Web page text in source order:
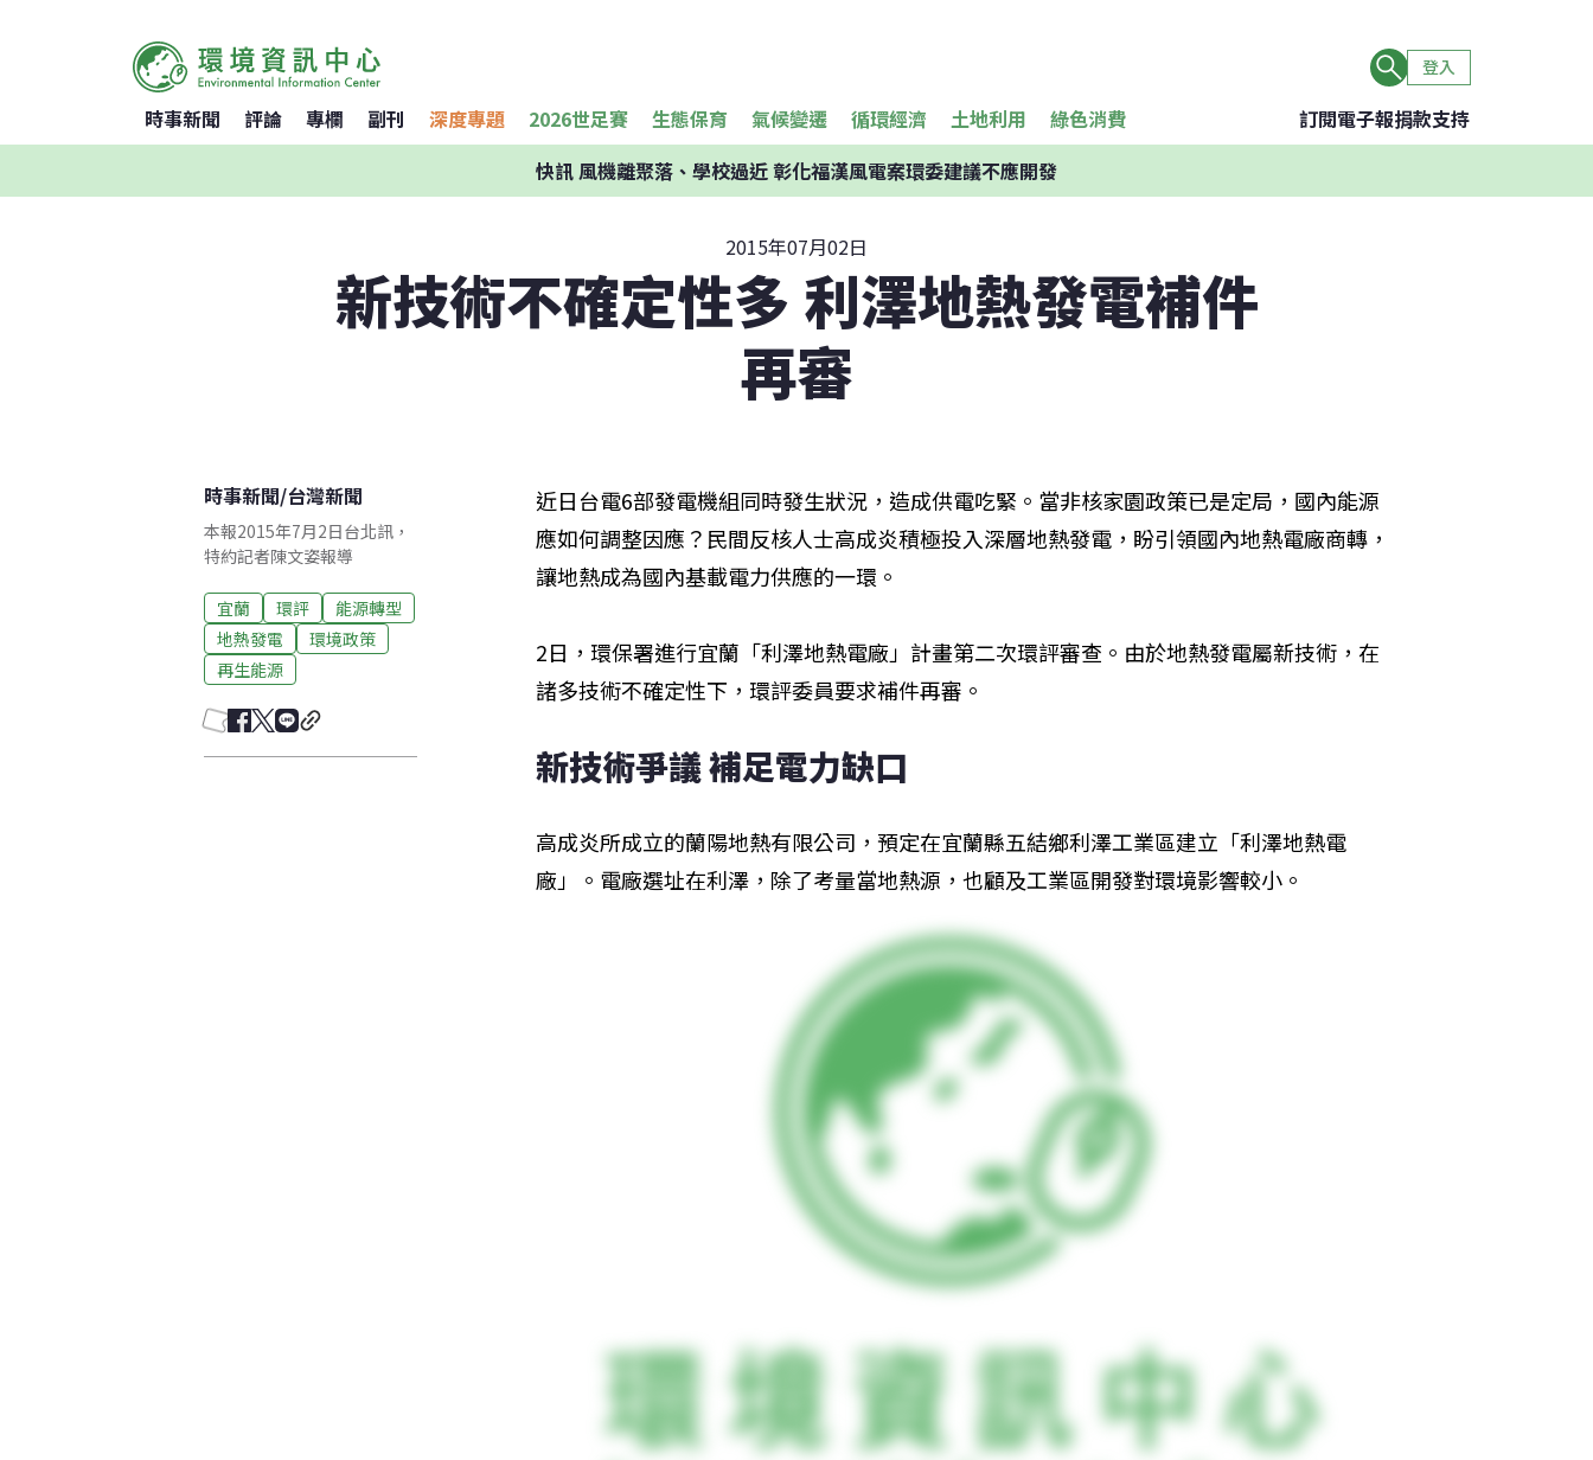
登入
時事新聞 評論 專欄 副刊 深度專題 2026世足賽 生態保育 氣候變遷 循環經濟 土地利用 綠色消費 訂閱電子報捐款支持
快訊風機離聚落、學校過近 彰化福漢風電案環委建議不應開發
2015年07月02日
新技術不確定性多 利澤地熱發電補件
再審
時事新聞/台灣新聞
本報2015年7月2日台北訊，
特約記者陳文姿報導
宜蘭 環評
能源轉型
地熱發電
環境政策
再生能源
近日台電6部發電機組同時發生狀況，造成供電吃緊。當非核家園政策已是定局，國內能源
應如何調整因應？民間反核人士高成炎積極投入深層地熱發電，盼引領國內地熱電廠商轉，
讓地熱成為國內基載電力供應的一環。
2日，環保署進行宜蘭「利澤地熱電廠」計畫第二次環評審查。由於地熱發電屬新技術，在
諸多技術不確定性下，環評委員要求補件再審。
新技術爭議 補足電力缺口
高成炎所成立的蘭陽地熱有限公司，預定在宜蘭縣五結鄉利澤工業區建立「利澤地熱電
廠」。電廠選址在利澤，除了考量當地熱源，也顧及工業區開發對環境影響較小。